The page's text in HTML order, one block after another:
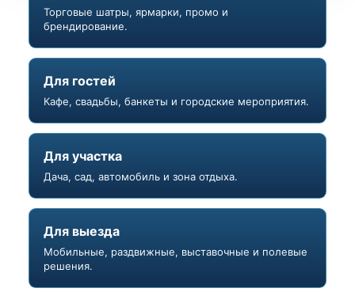
Торговые шатры, ярмарки, промо и
брендирование.
Для гостей
Кафе, свадьбы, банкеты и городские мероприятия.
Для участка
Дача, сад, автомобиль и зона отдыха.
Для выезда
Мобильные, раздвижные, выставочные и полевые
решения.